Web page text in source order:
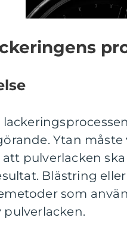
Ytan
att pulverlacken
Blästring
som
pulverlacken.